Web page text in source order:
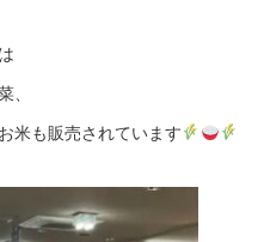
、
米も販売されています